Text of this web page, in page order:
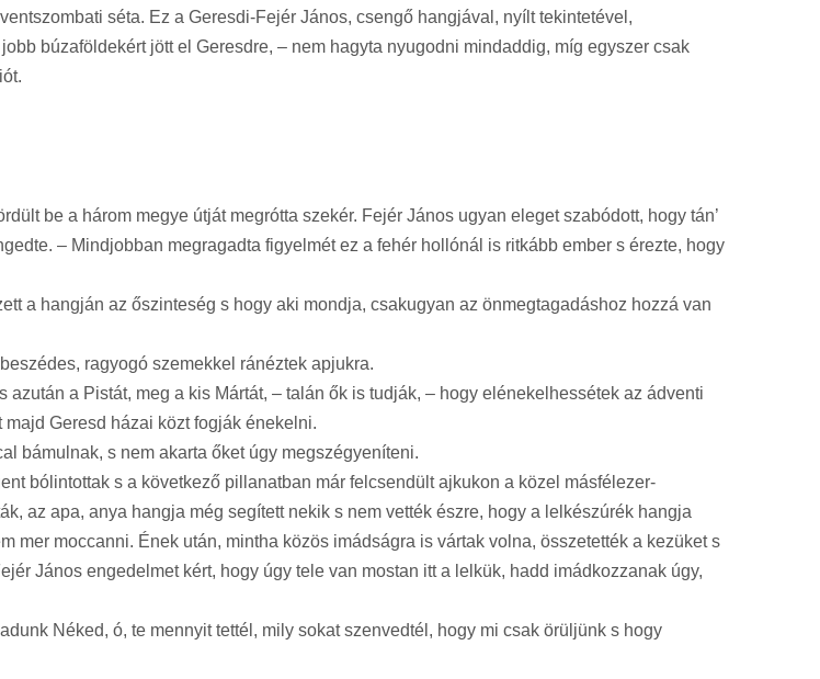
séta. Ez a Geresdi-Fejér János, csengő hangjával, nyílt tekintetével,
búzaföldekért jött el Geresdre, – nem hagyta nyugodni mindaddig, míg egyszer csak
be a három megye útját megrótta szekér. Fejér János ugyan eleget szabódott, hogy tán’
– Mindjobban megragadta figyelmét ez a fehér hollónál is ritkább ember s érezte, hogy
a hangján az őszinteség s hogy aki mondja, csakugyan az önmegtagadáshoz hozzá van
ragyogó szemekkel ránéztek apjukra.
a Pistát, meg a kis Mártát, – talán ők is tudják, – hogy elénekelhessétek az ádventi
Geresd házai közt fogják énekelni.
bámulnak, s nem akarta őket úgy megszégyeníteni.
bólintottak s a következő pillanatban már felcsendült ajkukon a közel másfélezer-
az apa, anya hangja még segített nekik s nem vették észre, hogy a lelkészúrék hangja
mer moccanni. Ének után, mintha közös imádságra is vártak volna, összetették a kezüket s
János engedelmet kért, hogy úgy tele van mostan itt a lelkük, hadd imádkozzanak úgy,
Néked, ó, te mennyit tettél, mily sokat szenvedtél, hogy mi csak örüljünk s hogy